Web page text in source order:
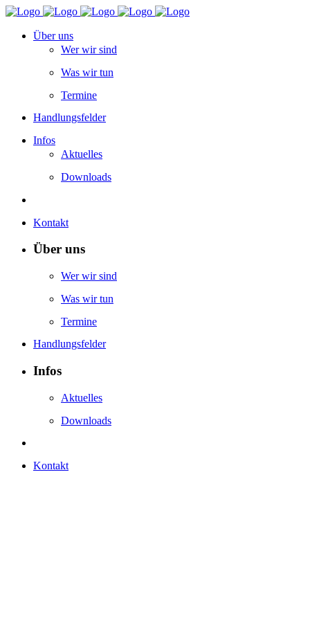
Über uns
Wer wir sind
Was wir tun
Termine
Handlungsfelder
Infos
Aktuelles
Downloads
Kontakt
Über uns
Wer wir sind
Was wir tun
Termine
Handlungsfelder
Infos
Aktuelles
Downloads
Kontakt